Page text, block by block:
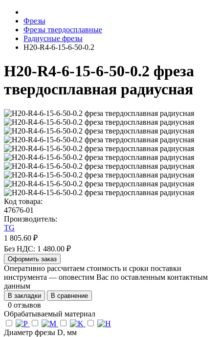
Фрезы
Фрезы твердосплавные
Радиусные фрезы
H20-R4-6-15-6-50-0.2
H20-R4-6-15-6-50-0.2 фреза
твердосплавная радиусная
Код товара:
47676-01
Производитель:
TG
1 805.60 ₽
Без НДС: 1 480.00 ₽
Оформить заказ
Оперативно рассчитаем стоимость и сроки поставки
инструмента — оповестим Вас по оставленным контактным
данным
В закладки В сравнение
0 отзывов
Обрабатываемый материал
Диаметр фрезы D, мм